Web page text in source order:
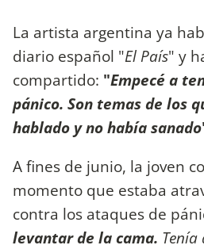
La artista argentina ya
diario español "El País" y
compartido: "Empecé a
pánico. Son temas de los
hablado y no había sanado
A fines de junio, la joven
momento que estaba
contra los ataques de
levantar de la cama.